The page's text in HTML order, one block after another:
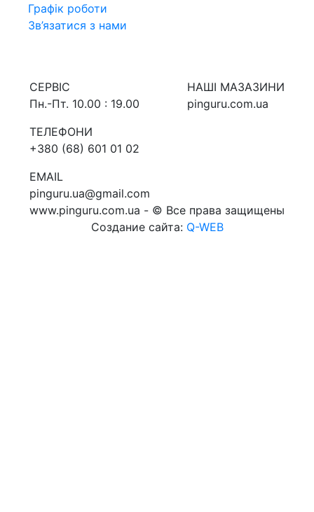
Графік роботи
Зв’язатися з нами
СЕРВIС
Пн.-Пт. 10.00 : 19.00
ТЕЛЕФОНИ
+380 (68) 601 01 02
EMAIL
pinguru.ua@gmail.com
НАШI МАЗАЗИНИ
pinguru.com.ua
www.pinguru.com.ua - © Все права защищены
Создание сайта: Q-WEB